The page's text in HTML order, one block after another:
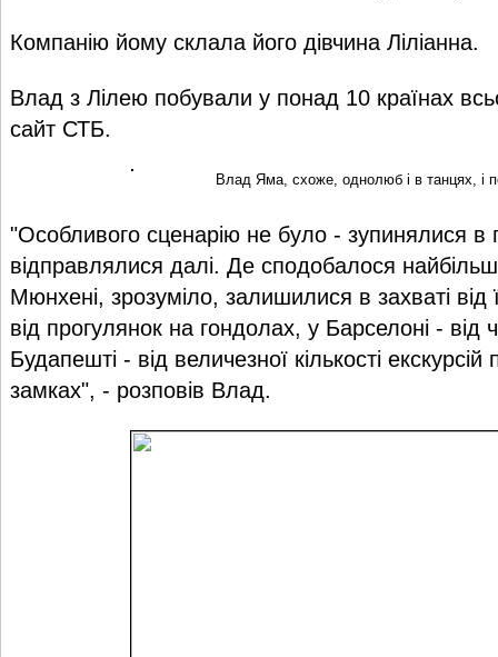
Компанію йому склала його дівчина Ліліанна.
Влад з Лілею побували у понад 10 країнах
сайт СТБ.
Влад Яма, схоже, однолюб і в танцях, і
"Особливого сценарію не було - зупинялися в
відправлялися далі. Де сподобалося
Мюнхені, зрозуміло, залишилися в захваті від
від прогулянок на гондолах, у Барселоні - від
Будапешті - від величезної кількості
замках", - розповів Влад.